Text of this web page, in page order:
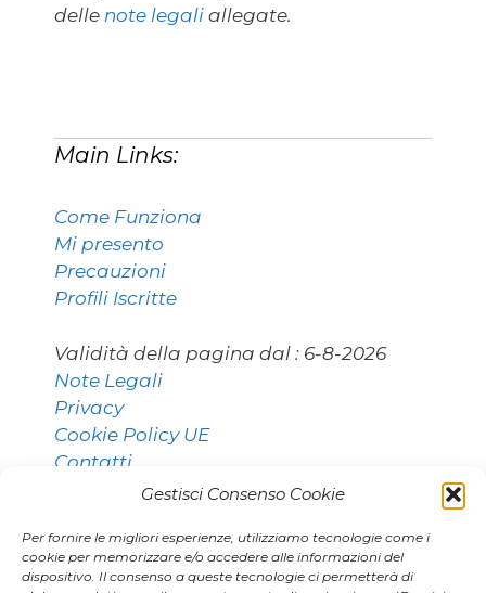
Gestisci Consenso Cookie
Per fornire le migliori esperienze, utilizziamo tecnologie come i
cookie per memorizzare e/o accedere alle informazioni del
dispositivo. Il consenso a queste tecnologie ci permetterà di
delle note legali allegate.
Main Links:
Come Funziona
Mi presento
Precauzioni
Profili Iscritte
Validità della pagina dal : 6-8-2026
Note Legali
Privacy
Cookie Policy UE
Contatti
Contatti: